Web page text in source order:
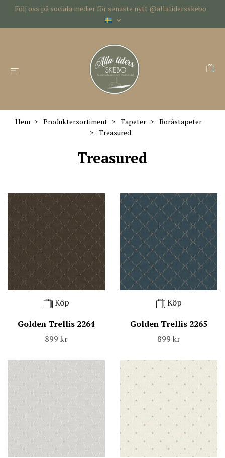
Följ oss på sociala medier för senaste nytt @allatidersskebo
Hem Produktersortiment Tapeter
Boråstapeter
Treasured
Treasured
Köp
Golden Trellis 2264
899 kr
Köp
Golden Trellis 2265
899 kr